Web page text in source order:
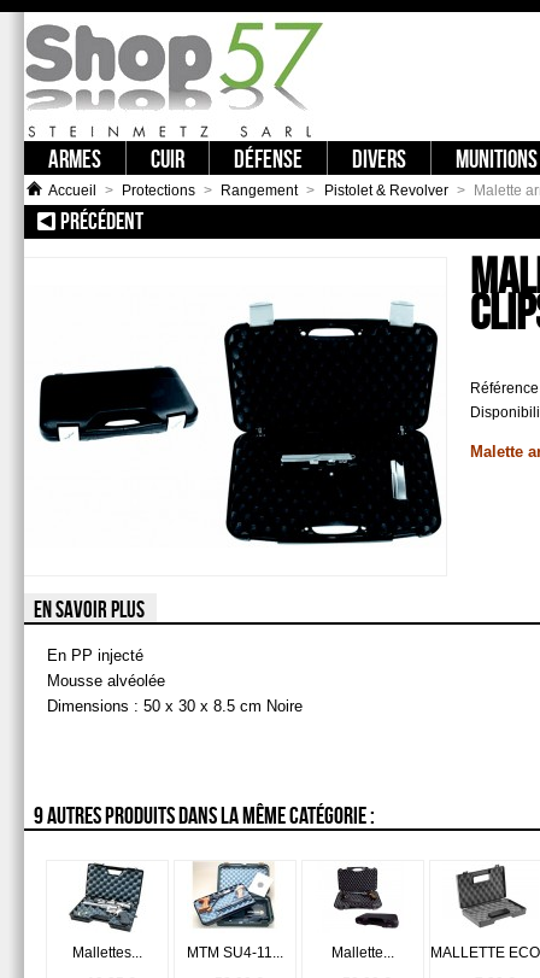
ARMES CUIR DÉFENSE DIVERS MUNITIONS
Accueil > Protections > Rangement > Pistolet & Revolver > Malette
PRÉCÉDENT:: MALLETTES POUR ARME DE POING
Malette
EN SAVOIR PLUS
En PP injecté
Mousse alvéolée
Dimensions : 50 x 30 x 8.5 cm Noire
9 AUTRES PRODUITS DANS LA MÊME CATÉGORIE :
Mallettes...
MTM SU4-11...
Mallette...
MALLETTE